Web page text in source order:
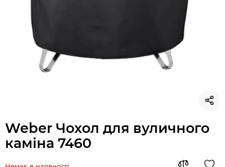
Weber Чохол для вуличного
каміна 7460